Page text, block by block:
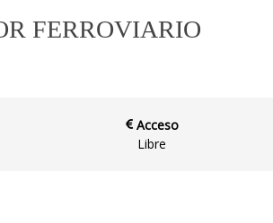
FERROVIARIO
Acceso
Libre